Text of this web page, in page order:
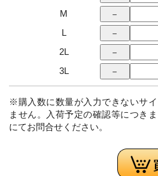
M
L
2L
3L
※購入数に数量が入力できないサ
ません。入荷予定の確認等につき
にてお問合せください。